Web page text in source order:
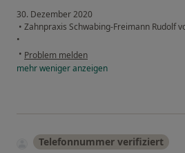
30. Dezember 2020
• Zahnpraxis Schwabing-Freimann Rudolf
•
• Problem melden
mehrwenigeranzeigen
Telefonnummer verifiziert